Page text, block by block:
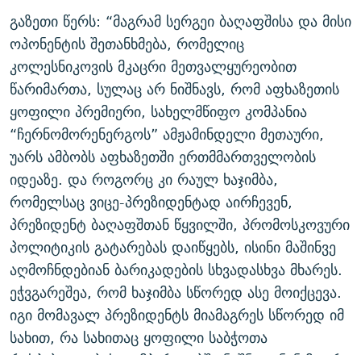
ПРИВЕТ ᲙᲣᲚᲢᲣᲠᲐ
გაზეთი წერს: “მაგრამ სერგეი ბაღაფშისა და მისი
ოპონენტის შეთანხმება, რომელიც
კოლესნიკოვის მკაცრი მეთვალყურეობით
წარიმართა, სულაც არ ნიშნავს, რომ აფხაზეთის
ყოფილი პრემიერი, სახელმწიფო კომპანია
“ჩერნომორენერგოს” ამჟამინდელი მეთაური,
უარს ამბობს აფხაზეთში ერთმმართველობის
იდეაზე. და როგორც კი რაულ ხაჯიმბა,
რომელსაც ვიცე-პრეზიდენტად აირჩევენ,
პრეზიდენტ ბაღაფშთან წყვილში, პრომოსკოვური
პოლიტიკის გატარებას დაიწყებს, ისინი მაშინვე
აღმოჩნდებიან ბარიკადების სხვადასხვა მხარეს.
ეჭვგარეშეა, რომ ხაჯიმბა სწორედ ასე მოიქცევა.
იგი მომავალ პრეზიდენტს მიამაგრეს სწორედ იმ
სახით, რა სახითაც ყოფილი საბჭოთა